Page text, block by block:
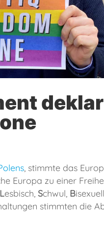
, stimmte das
Europa zu einer
Lesbisch,Schwul, B
stimmten die